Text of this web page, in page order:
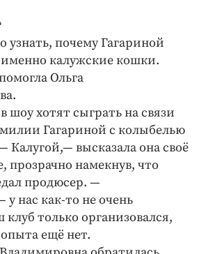
узнать, почему Гагариной
калужские кошки.
Ольга
шоу хотят сыграть на связи
Гагариной с колыбелью
Калугой,— высказала она своё
прозрачно намекнув, что
продюсер. —
нас как-то не очень
только организовался,
ещё нет.